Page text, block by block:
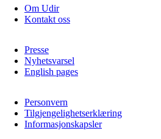
Om Udir
Kontakt oss
Presse
Nyhetsvarsel
English pages
Personvern
Tilgjengelighetserklæring
Informasjonskapsler